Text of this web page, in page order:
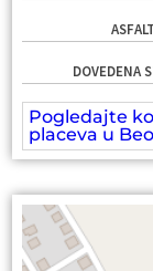
ASFALT
DOVEDENA
Pogledajte
placeva u